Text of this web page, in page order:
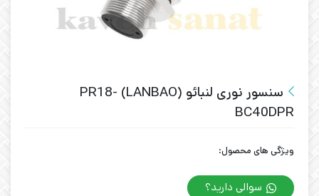
سنسور نوری لنبائو (LANBAO) PR18-
BC40DPR
ویژگی های محصول:
سوالی دارید؟